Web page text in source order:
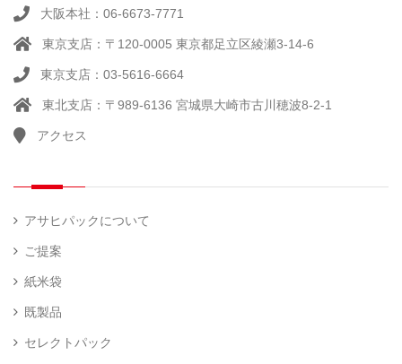
大阪本社：06-6673-7771
東京支店：〒120-0005 東京都足立区綾瀬3-14-6
東京支店：03-5616-6664
東北支店：〒989-6136 宮城県大崎市古川穂波8-2-1
アクセス
アサヒパックについて
ご提案
紙米袋
既製品
セレクトパック